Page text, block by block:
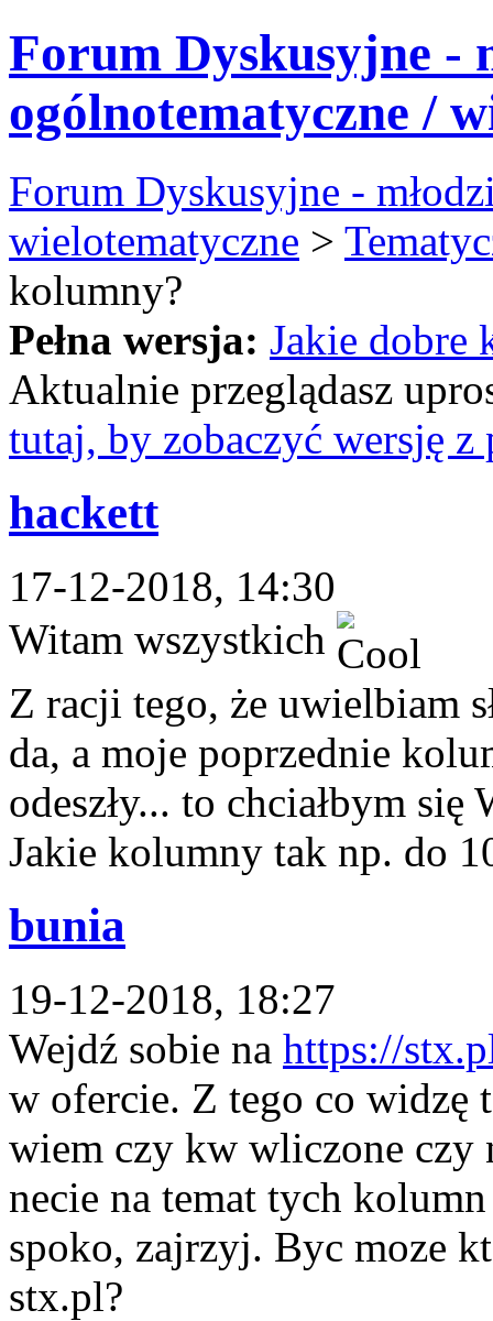
Forum Dyskusyjne -
ogólnotematyczne /
Forum Dyskusyjne -
wielotematyczne >
kolumny?
Pełna wersja: Jakie dobre
Aktualnie przeglądasz
tutaj, by zobaczyć wersję z
hackett
17-12-2018, 14:30
Witam wszystkich
Z racji tego, że uwielbiam
da, a moje poprzednie
odeszły... to chciałbym się
Jakie kolumny tak np. do
bunia
19-12-2018, 18:27
Wejdź sobie na https://
w ofercie. Z tego co widzę
wiem czy kw wliczone czy
necie na temat tych
spoko, zajrzyj. Byc moze
stx.pl?